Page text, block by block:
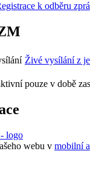
k odběru
Živé vysílání z
pouze v době
webu v mobilní